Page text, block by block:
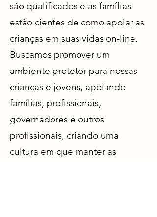
são qualificados e as famílias
estão cientes de como apoiar as
crianças em suas vidas on-line.
Buscamos promover um
ambiente protetor para nossas
crianças e jovens, apoiando
famílias, profissionais,
governadores e outros
profissionais, criando uma
cultura em que manter as